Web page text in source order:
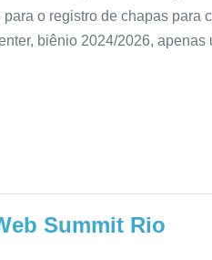
o registro de chapas para
biênio 2024/2026, apenas
Summit Rio